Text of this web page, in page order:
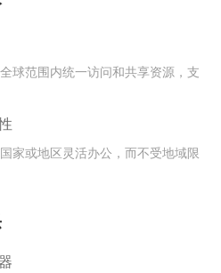
球范围内统一访问和共享资源，支
家或地区灵活办公，而不受地域限